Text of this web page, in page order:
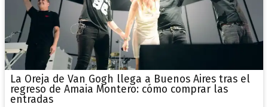
La Oreja de Van Gogh llega a Buenos Aires tras el
regreso de Amaia Montero: cómo comprar las
entradas